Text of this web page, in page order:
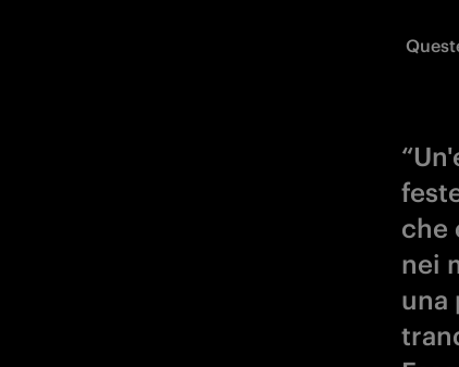
che
nei
una